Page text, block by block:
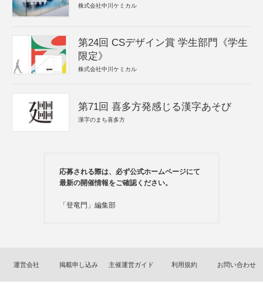
株式会社中川ケミカル
第24回 CSデザイン賞 学生部門《学生
限定》
株式会社中川ケミカル
第71回 喜多方発感じる漢字あそび
漢字のまち喜多方
応募される際は、必ず公式ホームページにて
最新の開催情報をご確認ください。
「登竜門」編集部
運営会社 掲載申し込み 主催運営ガイド 利用規約 お問い合わせ